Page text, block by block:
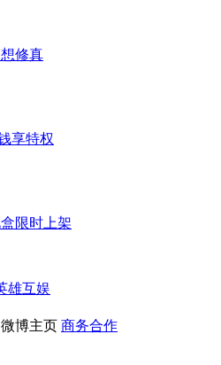
修真
享特权
限时上架
雄互娱
微博主页 商务合作